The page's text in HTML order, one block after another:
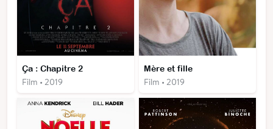
Ça : Chapitre 2
Film • 2019
Mère et fille
Film • 2019